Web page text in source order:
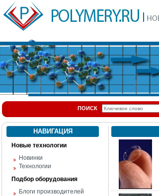
ПОИСК
НАВИГАЦИЯ
Новые технологии
Новинки
Технологии
Подбор оборудования
Блоги производителей